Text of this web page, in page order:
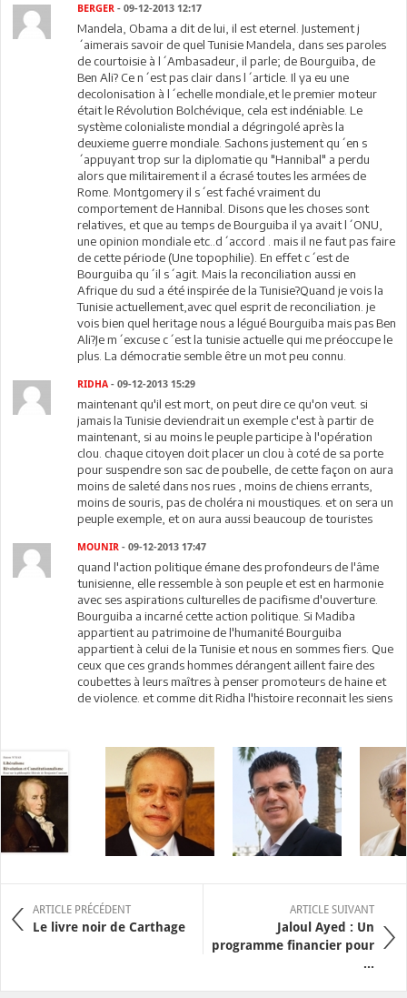
BERGER - 09-12-2013 12:17
Mandela, Obama a dit de lui, il est eternel. Justement j
´aimerais savoir de quel Tunisie Mandela, dans ses paroles
de courtoisie à l´Ambasadeur, il parle; de Bourguiba, de
Ben Ali? Ce n´est pas clair dans l´article. Il ya eu une
decolonisation à l´echelle mondiale,et le premier moteur
était le Révolution Bolchévique, cela est indéniable. Le
système colonialiste mondial a dégringolé après la
deuxieme guerre mondiale. Sachons justement qu´en s
´appuyant trop sur la diplomatie qu "Hannibal" a perdu
alors que militairement il a écrasé toutes les armées de
Rome. Montgomery il s´est faché vraiment du
comportement de Hannibal. Disons que les choses sont
relatives, et que au temps de Bourguiba il ya avait l´ONU,
une opinion mondiale etc..d´accord . mais il ne faut pas faire
de cette période (Une topophilie). En effet c´est de
Bourguiba qu´il s´agit. Mais la reconciliation aussi en
Afrique du sud a été inspirée de la Tunisie?Quand je vois la
Tunisie actuellement,avec quel esprit de reconciliation. je
vois bien quel heritage nous a légué Bourguiba mais pas Ben
Ali?Je m´excuse c´est la tunisie actuelle qui me préoccupe le
plus. La démocratie semble être un mot peu connu.
RIDHA - 09-12-2013 15:29
maintenant qu'il est mort, on peut dire ce qu'on veut. si
jamais la Tunisie deviendrait un exemple c'est à partir de
maintenant, si au moins le peuple participe à l'opération
clou. chaque citoyen doit placer un clou à coté de sa porte
pour suspendre son sac de poubelle, de cette façon on aura
moins de saleté dans nos rues , moins de chiens errants,
moins de souris, pas de choléra ni moustiques. et on sera un
peuple exemple, et on aura aussi beaucoup de touristes
MOUNIR - 09-12-2013 17:47
quand l'action politique émane des profondeurs de l'âme
tunisienne, elle ressemble à son peuple et est en harmonie
avec ses aspirations culturelles de pacifisme d'ouverture.
Bourguiba a incarné cette action politique. Si Madiba
appartient au patrimoine de l'humanité Bourguiba
appartient à celui de la Tunisie et nous en sommes fiers. Que
ceux que ces grands hommes dérangent aillent faire des
coubettes à leurs maîtres à penser promoteurs de haine et
de violence. et comme dit Ridha l'histoire reconnait les siens
ARTICLE PRÉCÉDENT
Le livre noir de Carthage
ARTICLE SUIVANT
Jaloul Ayed : Un
programme financier pour
...